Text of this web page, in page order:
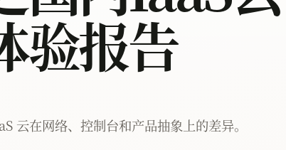
验报告
云在网络、控制台和产品抽象上的差异。